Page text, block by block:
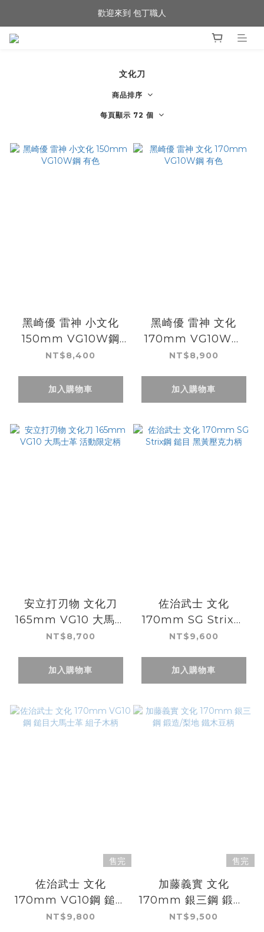
歡迎來到 包丁職人
歡迎來到 包丁職人
文化刀
商品排序
每頁顯示 72 個
黑崎優 雷神 小文化
150mm VG10W鋼
有色
NT$8,400
加入購物車
黑崎優 雷神 文化
170mm VG10W鋼
有色
NT$8,900
加入購物車
安立打刃物 文化刀
165mm VG10 大馬士
革 活動限定柄
NT$8,700
加入購物車
佐治武士 文化
170mm SG Strix鋼
鎚目 黑黃壓克力柄
NT$9,600
加入購物車
售完
佐治武士 文化
170mm VG10鋼 鎚目
大馬士革 組子木柄
NT$9,800
售完
加藤義實 文化
170mm 銀三鋼 鍛造/
梨地 鐵木豆柄
NT$9,500